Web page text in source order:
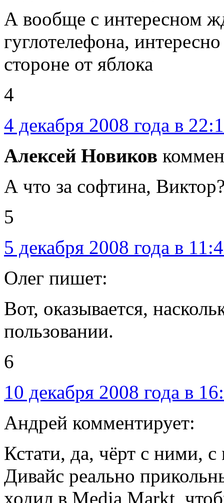
А вообще с интересном
гуглотелефона,
стороне от яблока
4
4 декабря 2008 года в
Алексей Новиков
А что за софтина,
5
5 декабря 2008 года в
Олег пишет:
Вот, оказывается,
пользовании.
6
10 декабря 2008 года в
Андрей комментирует:
Кстати, да, чёрт с ними,
Дивайс реально
ходил в Media Markt,